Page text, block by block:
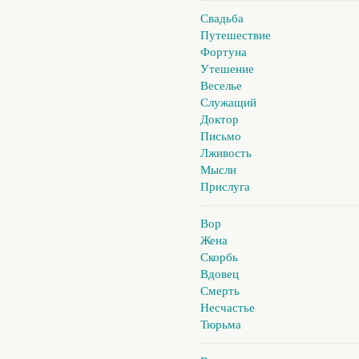
Свадьба
Путешествие
Фортуна
Утешение
Веселье
Служащий
Доктор
Письмо
Лживость
Мысли
Прислуга
Вор
Жена
Скорбь
Вдовец
Смерть
Несчастье
Тюрьма